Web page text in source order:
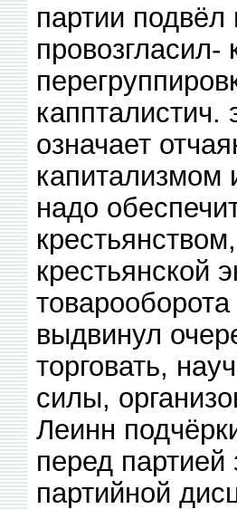
партии подвёл
провозгласил-
означает
капитализмом
надо
крестьянской
выдвинул
торговать,
силы,
Леинн
перед
партийной